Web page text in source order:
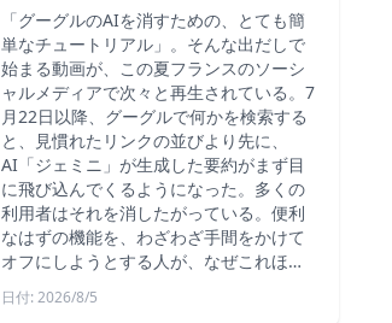
「グーグルのAIを消すための、とても簡
単なチュートリアル」。そんな出だしで
始まる動画が、この夏フランスのソーシ
ャルメディアで次々と再生されている。7
月22日以降、グーグルで何かを検索する
と、見慣れたリンクの並びより先に、
AI「ジェミニ」が生成した要約がまず目
に飛び込んでくるようになった。多くの
利用者はそれを消したがっている。便利
なはずの機能を、わざわざ手間をかけて
オフにしようとする人が、なぜこれほ…
日付: 2026/8/5